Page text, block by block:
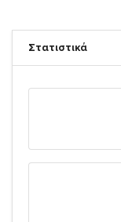
Στατιστικά